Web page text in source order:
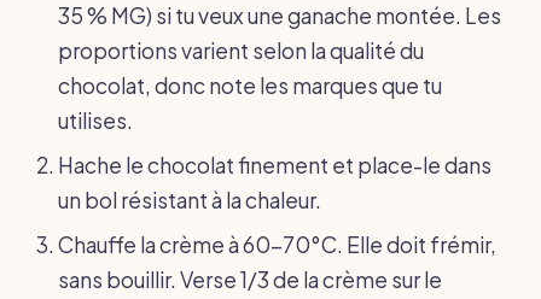
35 % MG) si tu veux une ganache montée. Les
proportions varient selon la qualité du
chocolat, donc note les marques que tu
utilises.
Hache le chocolat finement et place-le dans
un bol résistant à la chaleur.
Chauffe la crème à 60-70°C. Elle doit frémir,
sans bouillir. Verse 1/3 de la crème sur le